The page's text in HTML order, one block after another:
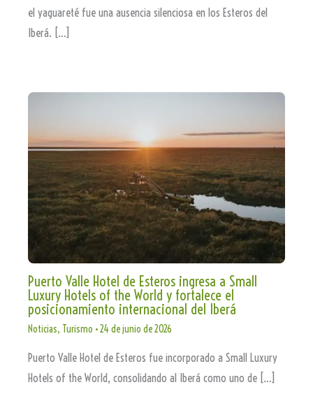
el yaguareté fue una ausencia silenciosa en los Esteros del
Iberá. […]
Puerto Valle Hotel de Esteros ingresa a Small
Luxury Hotels of the World y fortalece el
posicionamiento internacional del Iberá
Noticias, Turismo •24 de junio de 2026
Puerto Valle Hotel de Esteros fue incorporado a Small Luxury
Hotels of the World, consolidando al Iberá como uno de […]